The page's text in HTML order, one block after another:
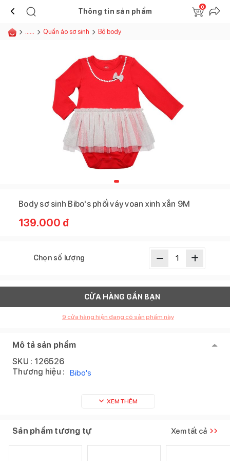
Thông tin sản phẩm
0
...... Quần áo sơ sinh Bộ body
Body sơ sinh Bibo's phối váy voan xinh xắn 9M
139.000 đ
Chọn số lượng
CỬA HÀNG GẦN BẠN
9 cửa hàng hiện đang có sản phẩm này
Mô tả sản phẩm
SKU : 126526
Thương hiệu : Bibo's
XEM THÊM
Sản phẩm tương tự Xem tất cả